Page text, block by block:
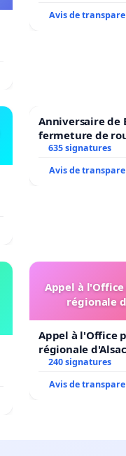
Avis de
Anniversaire de
fermeture de
635 signatures
Avis de
Appel à
régionale
Appel à l'Office
régionale
240 signatures
Avis de